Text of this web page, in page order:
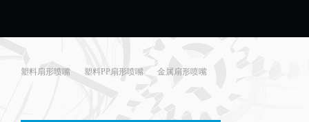
塑料扇形喷嘴 塑料PP扇形喷嘴 金属扇形喷嘴